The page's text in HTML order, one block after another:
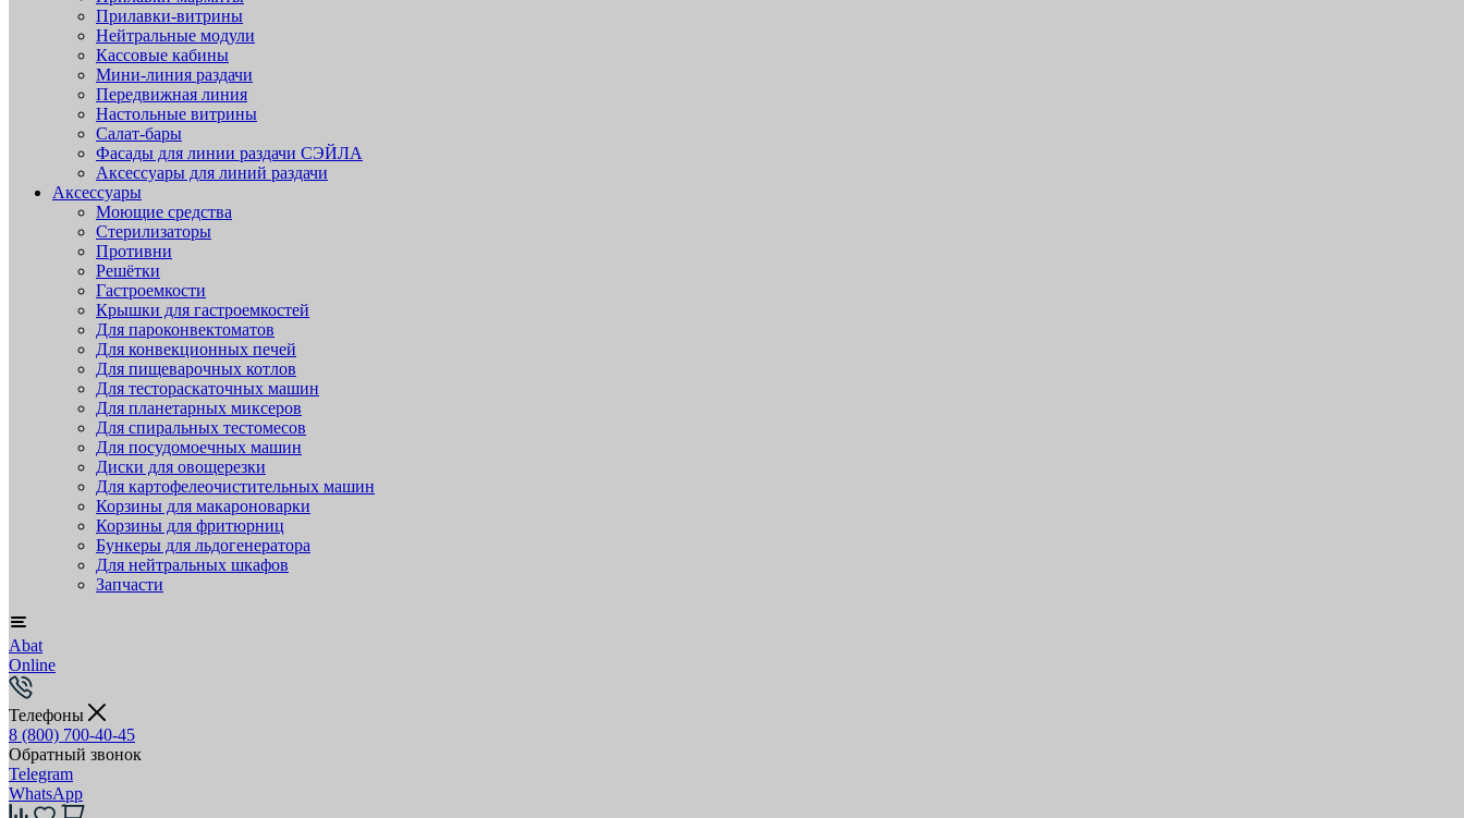
Прилавки-витрины
Нейтральные модули
Кассовые кабины
Мини-линия раздачи
Передвижная линия
Настольные витрины
Салат-бары
Фасады для линии раздачи СЭЙЛА
Аксессуары для линий раздачи
Аксессуары
Моющие средства
Стерилизаторы
Противни
Решётки
Гастроемкости
Крышки для гастроемкостей
Для пароконвектоматов
Для конвекционных печей
Для пищеварочных котлов
Для тестораскаточных машин
Для планетарных миксеров
Для спиральных тестомесов
Для посудомоечных машин
Диски для овощерезки
Для картофелеочистительных машин
Корзины для макароноварки
Корзины для фритюрниц
Бункеры для льдогенератора
Для нейтральных шкафов
Запчасти
Abat
Online
Телефоны
8 (800) 700-40-45
Обратный звонок
Telegram
WhatsApp